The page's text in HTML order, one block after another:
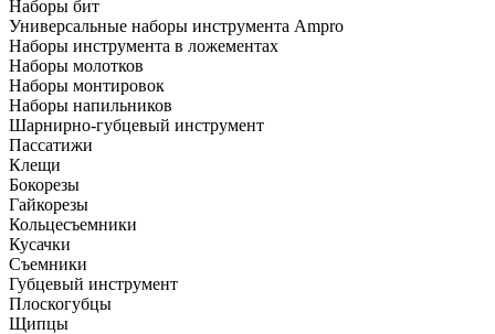
Наборы бит
Универсальные наборы инструмента Ampro
Наборы инструмента в ложементах
Наборы молотков
Наборы монтировок
Наборы напильников
Шарнирно-губцевый инструмент
Пассатижи
Клещи
Бокорезы
Гайкорезы
Кольцесъемники
Кусачки
Съемники
Губцевый инструмент
Плоскогубцы
Щипцы